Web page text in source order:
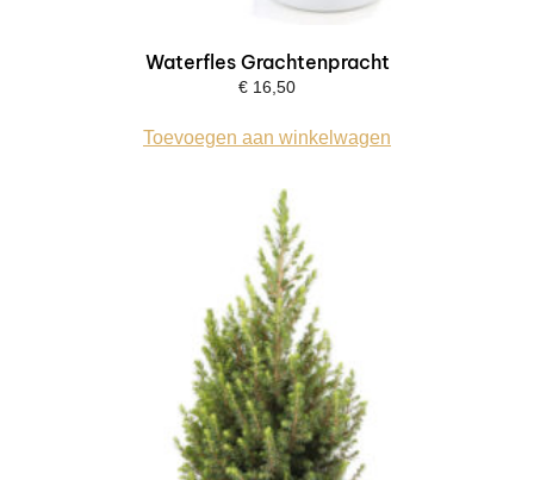
Waterfles Grachtenpracht
€ 16,50
Toevoegen aan winkelwagen